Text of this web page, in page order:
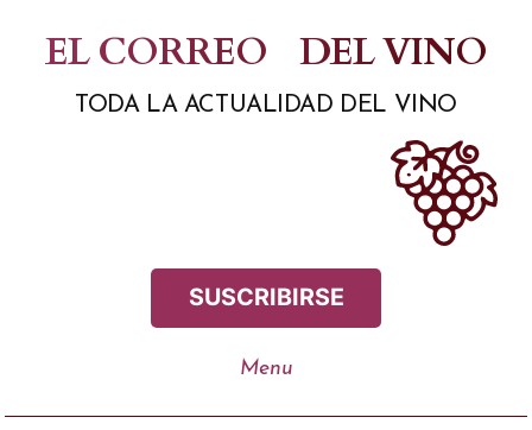
contenido
EL CORREO DEL VINO
TODA LA ACTUALIDAD DEL VINO
SUSCRIBIRSE